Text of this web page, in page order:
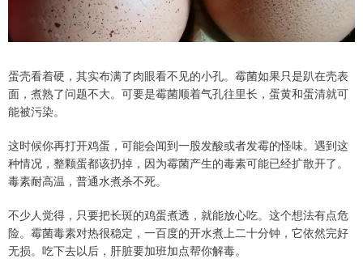
蛋壳看着硬，其实布满了肉眼看不见的小孔。霉菌如果只是趴在壳表
面，煮熟了问题不大。可要是霉菌顺着气孔往里长，蛋黄和蛋清就可
能被污染。
这时候你再打开鸡蛋，可能会闻到一股发酸或者发霉的怪味。遇到这
种情况，整颗蛋都该扔掉，因为霉菌产生的毒素可能已经扩散开了。
毒素耐高温，普通水煮杀不死。
不少人觉得，只要把长斑的鸡蛋煮透，就能放心吃。这个想法有点危
险。霉菌毒素对热很稳定，一百度的开水煮上二十分钟，它依然完好
无损。吃下去以后，肝脏要加班加点帮你解毒。